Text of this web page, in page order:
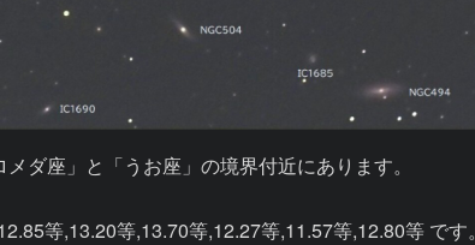
ダ座」と「うお座」の境界付近にあります。
等,13.20等,13.70等,12.27等,11.57等,12.80等 です。